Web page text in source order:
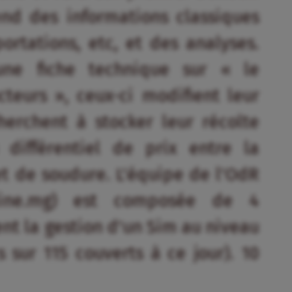
des informations classiques
etc, et des analyses.
fiche technique sur « le
», ceux-ci modifient leur
à stocker leur récolte
différentiel de prix entre la
soudure. L’équipe de l’OdR
est composée de 4
la gestion d’un Sim au niveau
115 couverts à ce jour). 10